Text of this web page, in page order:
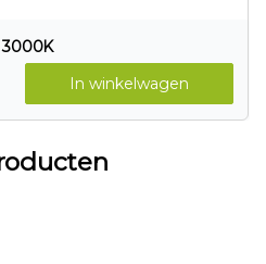
3000K
In winkelwagen